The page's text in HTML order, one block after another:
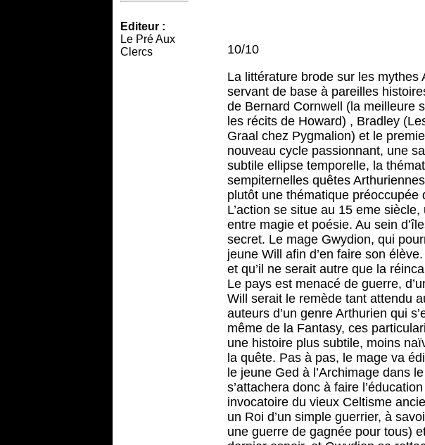
Editeur :
Le Pré Aux
Clercs
10/10
La littérature brode sur les mythes
servant de base à pareilles
de Bernard Cornwell (la meilleure
les récits de Howard) , Bradley
Graal chez Pygmalion) et le
nouveau cycle passionnant, une
subtile ellipse temporelle, la
sempiternelles quêtes
plutôt une thématique préoccupée
L’action se situe au 15 eme
entre magie et poésie. Au sein
secret. Le mage Gwydion, qui
jeune Will afin d’en faire son
et qu’il ne serait autre que la
Le pays est menacé de guerre,
Will serait le remède tant attendu
auteurs d’un genre Arthurien qui
même de la Fantasy, ces
une histoire plus subtile, moins
la quête. Pas à pas, le mage va
le jeune Ged à l’Archimage dans
s’attachera donc à faire
invocatoire du vieux Celtisme
un Roi d’un simple guerrier, à
une guerre de gagnée pour tous)